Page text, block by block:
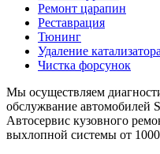
Ремонт царапин
Реставрация
Тюнинг
Удаление катализатора
Чистка форсунок
Мы осуществляем
обслужвание автомобилей
Автосервис кузовного
выхлопной системы от